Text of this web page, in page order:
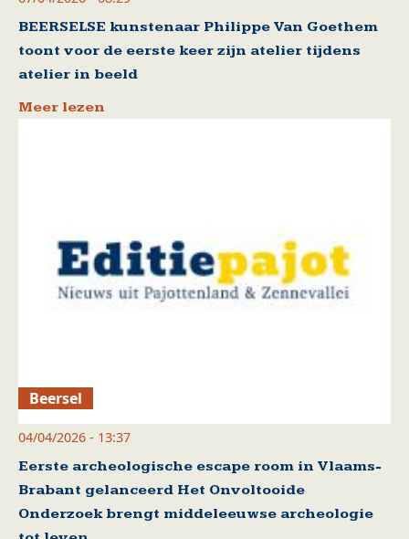
BEERSELSE kunstenaar Philippe Van Goethem
toont voor de eerste keer zijn atelier tijdens
atelier in beeld
Meer lezen
Beersel
04/04/2026 - 13:37
Eerste archeologische escape room in Vlaams-
Brabant gelanceerd Het Onvoltooide
Onderzoek brengt middeleeuwse archeologie